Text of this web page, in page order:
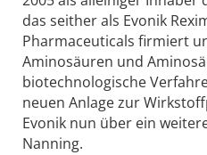
das seither als Evonik
Pharmaceuticals firmiert
Aminosäuren und
biotechnologische
neuen Anlage zur
Evonik nun über ein
Nanning.